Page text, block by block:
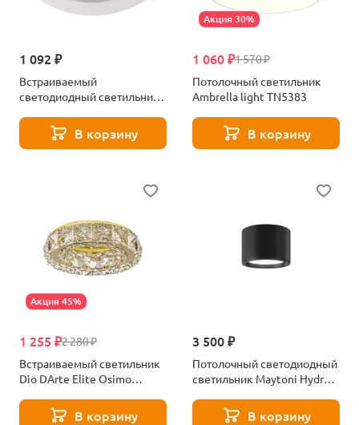
1 092 ₽
Встраиваемый
светодиодный светильник
В корзину
Акция 30%
1 570 ₽
1 060 ₽
Потолочный светильник
Ambrella light TN5383
В корзину
Акция 45%
2 280 ₽
1 255 ₽
Встраиваемый светильник
Dio DArte Elite Osimo
В корзину
3 500 ₽
Потолочный светодиодный
светильник Maytoni Hydra
В корзину